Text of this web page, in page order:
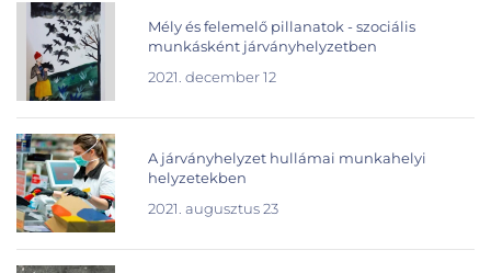
Mély és felemelő pillanatok - szociális
munkásként járványhelyzetben
2021. december 12
A járványhelyzet hullámai munkahelyi
helyzetekben
2021. augusztus 23